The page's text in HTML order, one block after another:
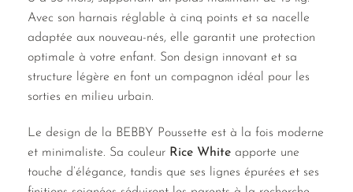
Avec son harnais réglable à cinq points et sa nacelle
adaptée aux nouveau-nés, elle garantit une protection
optimale à votre enfant. Son design innovant et sa
structure légère en font un compagnon idéal pour les
sorties en milieu urbain.
Le design de la BEBBY Poussette est à la fois moderne
et minimaliste. Sa couleur Rice White apporte une
touche d’élégance, tandis que ses lignes épurées et ses